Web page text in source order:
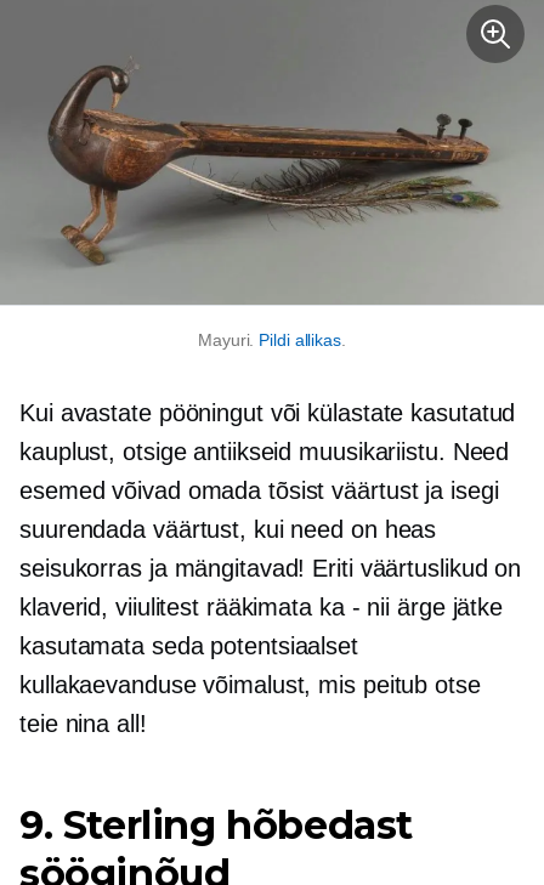
Mayuri. Pildi allikas.
Kui avastate pööningut või külastate kasutatud
kauplust, otsige antiikseid muusikariistu. Need
esemed võivad omada tõsist väärtust ja isegi
suurendada väärtust, kui need on heas
seisukorras ja mängitavad! Eriti väärtuslikud on
klaverid, viiulitest rääkimata ka - nii ärge jätke
kasutamata seda potentsiaalset
kullakaevanduse võimalust, mis peitub otse
teie nina all!
9. Sterling hõbedast
sööginõud